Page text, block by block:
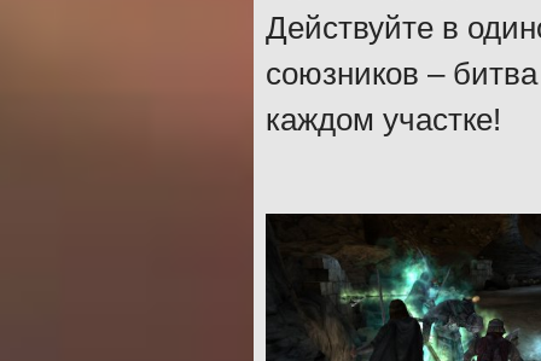
Действуйте в
союзников –
каждом участке!